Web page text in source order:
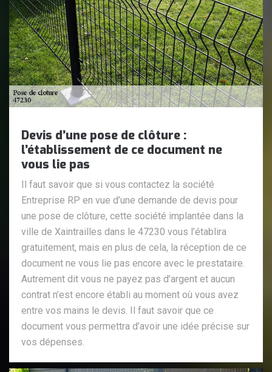
Devis d’une pose de clôture :
l’établissement de ce document ne
vous lie pas
Il faut savoir que si vous contactez la société
Entreprise RP en vue d’une demande de devis pour
une pose de clôture, cette société implantée dans la
ville de Xaintrailles dans le 47230 vous l’établira
gratuitement, mais en plus de cela, la réception de ce
document ne vous lie pas encore avec le prestataire.
Autrement dit vous ne payez pas d’argent et aucun
contrat n’est encore établi au moment où vous avez
entre vos mains le devis. Il faut savoir que ce
document vous permettra d’avoir une idée précise sur
vos dépenses.